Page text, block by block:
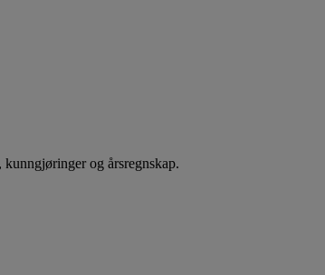
og årsregnskap.